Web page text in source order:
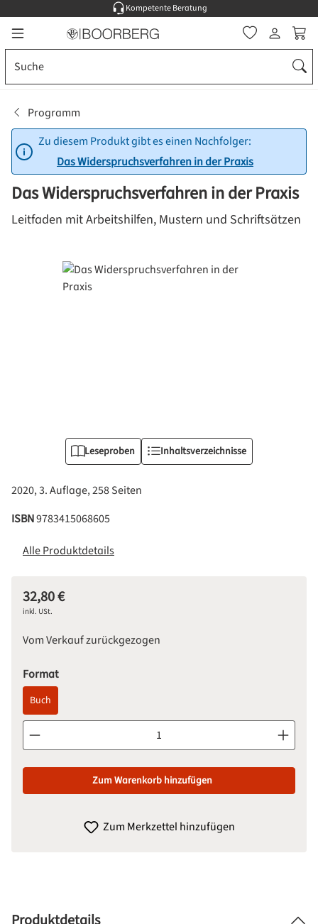
Zum Hauptinhalt springen
Kompetente Beratung
Programm
Zu diesem Produkt gibt es einen Nachfolger:
Das Widerspruchsverfahren in der Praxis
Das Widerspruchsverfahren in der Praxis
Leitfaden mit Arbeitshilfen, Mustern und Schriftsätzen
Bildergalerie überspringen
Leseproben Inhaltsverzeichnisse
2020, 3. Auflage, 258 Seiten
ISBN9783415068605
Alle Produktdetails
Regulärer Preis:
32,80 €
inkl. USt.
Vom Verkauf zurückgezogen
Formatauswählen
Buch
Produkt Anzahl: Gib den gewünschten Wert ein oder
Zum Warenkorb hinzufügen
Zum Merkzettel hinzufügen